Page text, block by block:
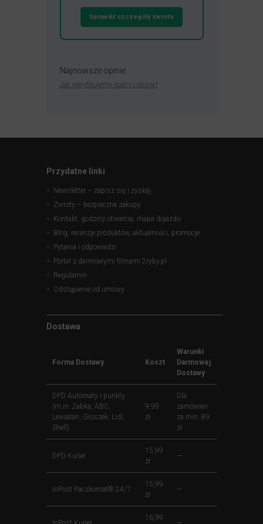
Sprawdź szczegóły zwrotu
Najnowsze opinie
Jak weryfikujemy oceny i opinie?
Przydatne linki
Newsletter – zapisz się i zyskaj
Zwroty – bezpieczne zakupy
Kontakt, godziny otwarcia, mapa dojazdu
Blog, recenzje produktów, aktualności, promocje
Pytania i odpowiedzi
Portal z darmowymi filmami 2ryby.pl
Regulamin
Odstąpienie od umowy
Dostawa
Forma Dostawy Koszt
Warunki
Darmowej
Dostawy
DPD Automaty i punkty
(m.in. Żabka, ABC,
Lewiatan, Groszek, Lidl,
Shell)
9,99
zł
Dla
zamówień
za min. 89
zł
DPD Kurier
15,99
zł
—
InPost Paczkomat® 24/7
15,99
zł
—
16,99